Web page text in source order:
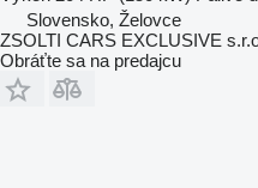
Slovensko, Želovce
ZSOLTI CARS EXCLUSIVE
Obráťte sa na predajcu